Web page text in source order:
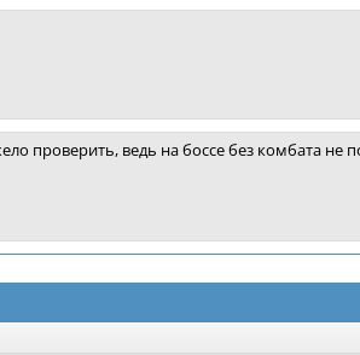
проверить, ведь на боссе без комбата не